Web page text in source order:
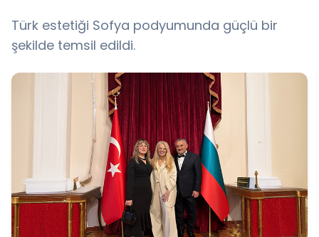
Türk estetiği Sofya podyumunda güçlü bir
şekilde temsil edildi.